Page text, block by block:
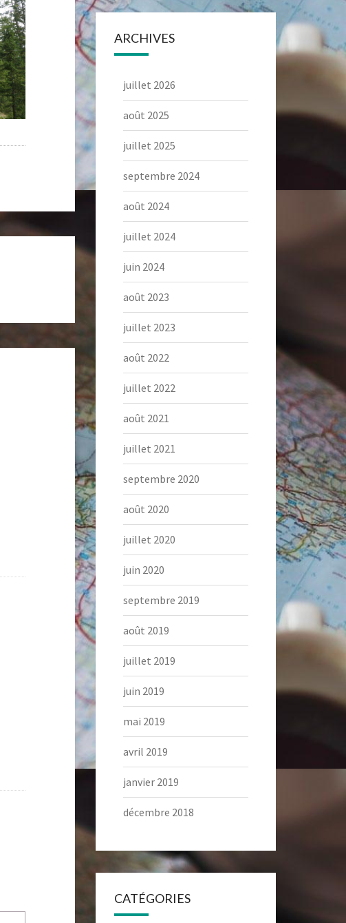
ARCHIVES
juillet 2026
août 2025
juillet 2025
septembre 2024
août 2024
juillet 2024
juin 2024
août 2023
juillet 2023
août 2022
juillet 2022
août 2021
juillet 2021
septembre 2020
août 2020
juillet 2020
juin 2020
septembre 2019
août 2019
juillet 2019
juin 2019
mai 2019
avril 2019
janvier 2019
décembre 2018
CATÉGORIES